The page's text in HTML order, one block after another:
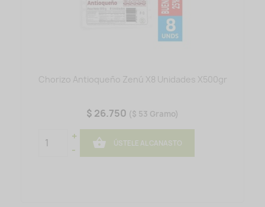
Chorizo Antioqueño Zenú X8 Unidades X500gr
$ 26.750 ($ 53 Gramo)
+
-
 ÚSTELE AL CANASTO